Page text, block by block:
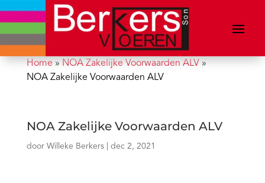
Home» NOA Zakelijke Voorwaarden ALV »
NOA Zakelijke Voorwaarden ALV
NOA Zakelijke Voorwaarden ALV
door Willeke Berkers| dec 2, 2021